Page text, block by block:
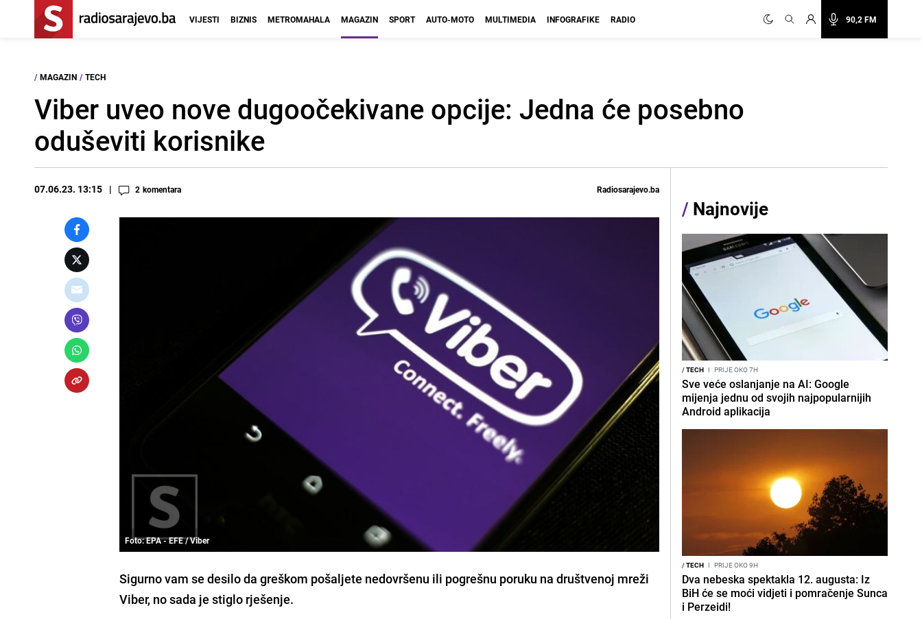
90,2 FM
VIJESTI BIZNIS METROMAHALA MAGAZIN SPORT AUTO-MOTO MULTIMEDIA INFOGRAFIKE RADIO
/ MAGAZIN / TECH
Viber uveo nove dugoočekivane opcije: Jedna će posebno
oduševiti korisnike
07.06.23. 13:15 2 komentara Radiosarajevo.ba
Foto: EPA - EFE / Viber
Sigurno vam se desilo da greškom pošaljete nedovršenu ili pogrešnu poruku na društvenoj mreži
Viber, no sada je stiglo rješenje.
/ Najnovije
/TECH I PRIJE OKO 7H
Sve veće oslanjanje na AI: Google
mijenja jednu od svojih najpopularnijih
Android aplikacija
/TECH I PRIJE OKO 9H
Dva nebeska spektakla 12. augusta: Iz
BiH će se moći vidjeti i pomračenje Sunca
i Perzeidi!